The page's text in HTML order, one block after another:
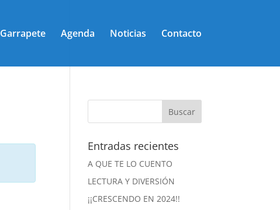
Garrapete Agenda Noticias Contacto
Entradas recientes
A QUE TE LO CUENTO
LECTURA Y DIVERSIÓN
¡¡CRESCENDO EN 2024!!